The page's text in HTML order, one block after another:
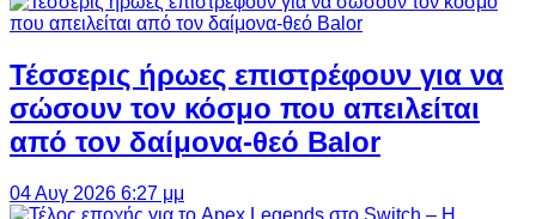
Τέσσερις ήρωες επιστρέφουν για να
σώσουν τον κόσμο που απειλείται
από τον δαίμονα-θεό Balor
04 Αυγ 2026 6:27 μμ